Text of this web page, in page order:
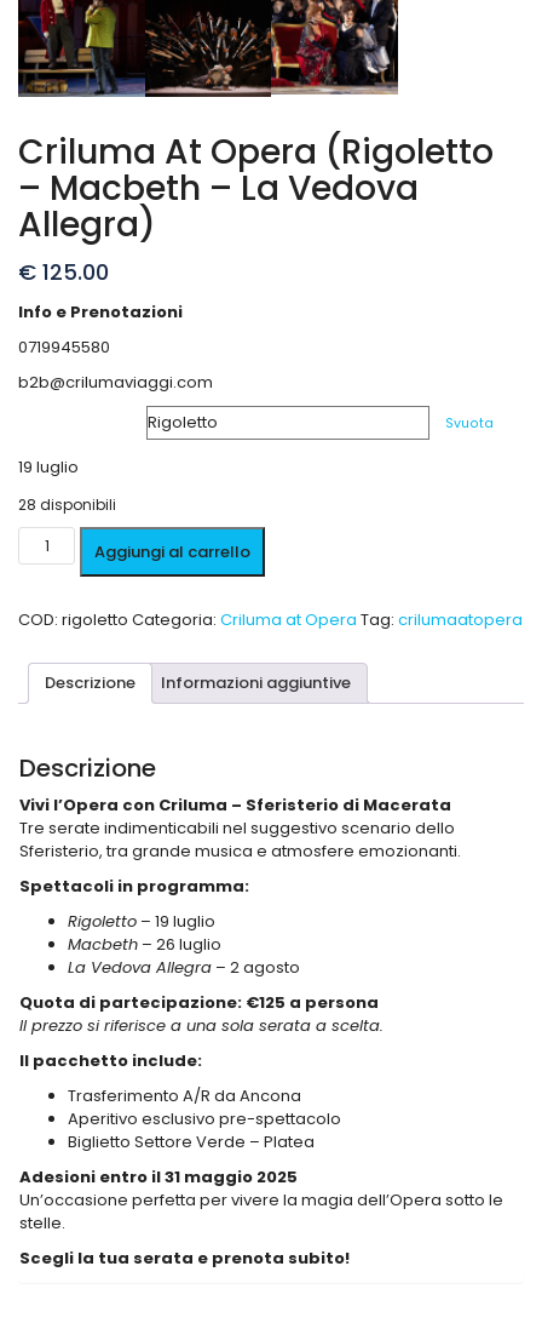
Criluma At Opera (Rigoletto
– Macbeth – La Vedova
Allegra)
€ 125.00
Info e Prenotazioni
0719945580
b2b@crilumaviaggi.com
Svuota
19 luglio
28 disponibili
Aggiungi al carrello
COD: rigoletto Categoria: Criluma at Opera Tag: crilumaatopera
Descrizione Informazioni aggiuntive
Descrizione
Vivi l’Opera con Criluma – Sferisterio di Macerata
Tre serate indimenticabili nel suggestivo scenario dello
Sferisterio, tra grande musica e atmosfere emozionanti.
Spettacoli in programma:
Rigoletto – 19 luglio
Macbeth – 26 luglio
La Vedova Allegra – 2 agosto
Quota di partecipazione: €125 a persona
Il prezzo si riferisce a una sola serata a scelta.
Il pacchetto include:
Trasferimento A/R da Ancona
Aperitivo esclusivo pre-spettacolo
Biglietto Settore Verde – Platea
Adesioni entro il 31 maggio 2025
Un’occasione perfetta per vivere la magia dell’Opera sotto le
stelle.
Scegli la tua serata e prenota subito!